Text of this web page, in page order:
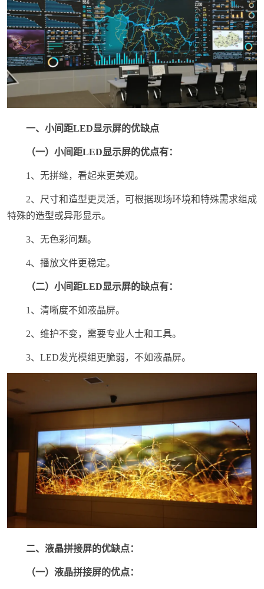
一、小间距LED显示屏的优缺点
（一）小间距LED显示屏的优点有：
1、无拼缝，看起来更美观。
2、尺寸和造型更灵活，可根据现场环境和特殊需求组成
特殊的造型或异形显示。
3、无色彩问题。
4、播放文件更稳定。
（二）小间距LED显示屏的缺点有：
1、清晰度不如液晶屏。
2、维护不变，需要专业人士和工具。
3、LED发光模组更脆弱，不如液晶屏。
二、液晶拼接屏的优缺点：
（一）液晶拼接屏的优点：